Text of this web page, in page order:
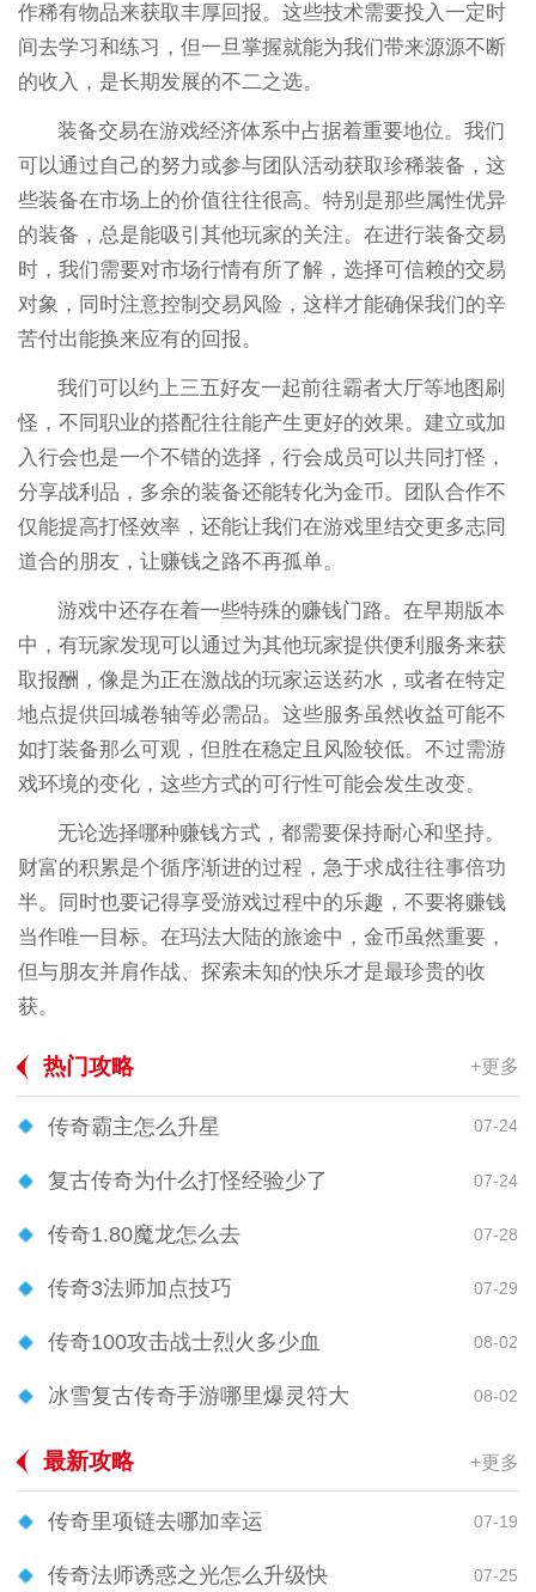
作稀有物品来获取丰厚回报。这些技术需要投入一定时
间去学习和练习，但一旦掌握就能为我们带来源源不断
的收入，是长期发展的不二之选。
装备交易在游戏经济体系中占据着重要地位。我们
可以通过自己的努力或参与团队活动获取珍稀装备，这
些装备在市场上的价值往往很高。特别是那些属性优异
的装备，总是能吸引其他玩家的关注。在进行装备交易
时，我们需要对市场行情有所了解，选择可信赖的交易
对象，同时注意控制交易风险，这样才能确保我们的辛
苦付出能换来应有的回报。
我们可以约上三五好友一起前往霸者大厅等地图刷
怪，不同职业的搭配往往能产生更好的效果。建立或加
入行会也是一个不错的选择，行会成员可以共同打怪，
分享战利品，多余的装备还能转化为金币。团队合作不
仅能提高打怪效率，还能让我们在游戏里结交更多志同
道合的朋友，让赚钱之路不再孤单。
游戏中还存在着一些特殊的赚钱门路。在早期版本
中，有玩家发现可以通过为其他玩家提供便利服务来获
取报酬，像是为正在激战的玩家运送药水，或者在特定
地点提供回城卷轴等必需品。这些服务虽然收益可能不
如打装备那么可观，但胜在稳定且风险较低。不过需游
戏环境的变化，这些方式的可行性可能会发生改变。
无论选择哪种赚钱方式，都需要保持耐心和坚持。
财富的积累是个循序渐进的过程，急于求成往往事倍功
半。同时也要记得享受游戏过程中的乐趣，不要将赚钱
当作唯一目标。在玛法大陆的旅途中，金币虽然重要，
但与朋友并肩作战、探索未知的快乐才是最珍贵的收
获。
热门攻略 +更多
传奇霸主怎么升星 07-24
复古传奇为什么打怪经验少了 07-24
传奇1.80魔龙怎么去 07-28
传奇3法师加点技巧 07-29
传奇100攻击战士烈火多少血 08-02
冰雪复古传奇手游哪里爆灵符大 08-02
最新攻略 +更多
传奇里项链去哪加幸运 07-19
传奇法师诱惑之光怎么升级快 07-25